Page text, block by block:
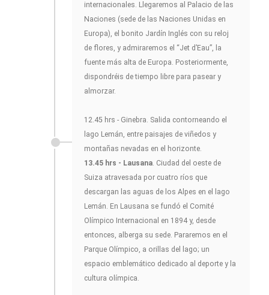
internacionales. Llegaremos al Palacio de las
Naciones (sede de las Naciones Unidas en
Europa), el bonito Jardín Inglés con su reloj
de flores, y admiraremos el “Jet d’Eau”, la
fuente más alta de Europa. Posteriormente,
dispondréis de tiempo libre para pasear y
almorzar.
12.45 hrs - Ginebra. Salida contorneando el
lago Lemán, entre paisajes de viñedos y
montañas nevadas en el horizonte.
13.45 hrs - Lausana. Ciudad del oeste de
Suiza atravesada por cuatro ríos que
descargan las aguas de los Alpes en el lago
Lemán. En Lausana se fundó el Comité
Olímpico Internacional en 1894 y, desde
entonces, alberga su sede. Pararemos en el
Parque Olímpico, a orillas del lago; un
espacio emblemático dedicado al deporte y la
cultura olímpica.